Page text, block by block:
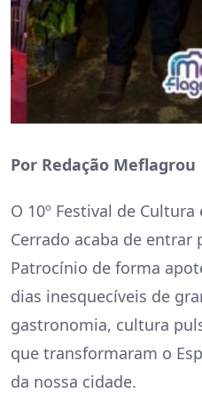
Por Redação Meflagrou
O 10º Festival de
Cerrado acaba de entrar
Patrocínio de forma
dias inesquecíveis de
gastronomia, cultura
que transformaram o
da nossa cidade.